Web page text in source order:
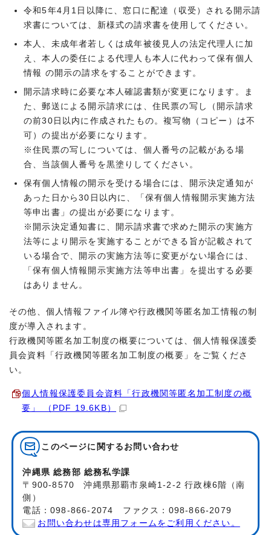
令和5年4月1日以降に、窓口に配達（収受）される開示請
求書については、新様式の請求書を使用してください。
本人、未成年者若しくは成年被後見人の法定代理人に加
え、本人の委任による代理人も本人に代わって保有個人
情報 の開示の請求をすることができます。
開示請求時に必要な本人確認書類が変更になります。ま
た、郵送による開示請求には、住民票の写し（開示請求
の前30日以内に作成されたもの。複写物（コピー）は不
可）の提出が必要になります。
※住民票の写しについては、個人番号の記載がある場
合、当該個人番号を黒塗りしてください。
保有個人情報の開示を受ける場合には、開示決定通知が
あった日から30日以内に、「保有個人情報開示実施方法
等申出書」の提出が必要になります。
※開示決定通知書に、開示請求書で求めた開示の実施方
法等により開示を実施することができる旨が記載されて
いる場合で、開示の実施方法等に変更がない場合には、
「保有個人情報開示実施方法等申出書」を提出する必要
はありません。
その他、個人情報ファイル簿や行政機関等匿名加工情報の制
度が導入されます。
行政機関等匿名加工制度の概要については、個人情報保護委
員会資料「行政機関等匿名加工制度の概要」をご覧くださ
い。
個人情報保護委員会資料「行政機関等匿名加工制度の概
要」 （PDF 19.6KB）
このページに関する お問い合わせ
沖縄県 総務部 総務私学課
〒900-8570 沖縄県那覇市泉崎1-2-2 行政棟6階（南
側）
電話：098-866-2074 ファクス：098-866-2079
お問い合わせは専用フォームをご利用ください。